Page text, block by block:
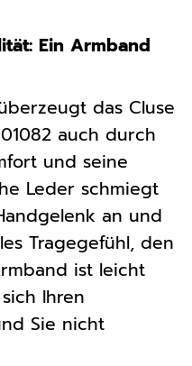
Ein Armband
das Cluse
auch durch
und seine
Leder schmiegt
an und
Tragegefühl, den
ist leicht
Ihren
Sie nicht